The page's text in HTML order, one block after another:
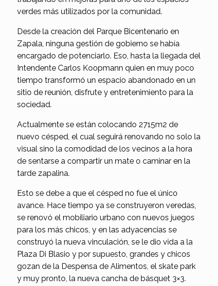
verdes más utilizados por la comunidad.
Desde la creación del Parque Bicentenario en
Zapala, ninguna gestión de gobierno se había
encargado de potenciarlo. Eso, hasta la llegada del
Intendente Carlos Koopmann quien en muy poco
tiempo transformó un espacio abandonado en un
sitio de reunión, disfrute y entretenimiento para la
sociedad.
Actualmente se están colocando 2715m2 de
nuevo césped, el cual seguirá renovando no solo la
visual sino la comodidad de los vecinos a la hora
de sentarse a compartir un mate o caminar en la
tarde zapalina.
Esto se debe a que el césped no fue el único
avance. Hace tiempo ya se construyeron veredas,
se renovó el mobiliario urbano con nuevos juegos
para los más chicos, y en las adyacencias se
construyó la nueva vinculación, se le dio vida a la
Plaza Di Blasio y por supuesto, grandes y chicos
gozan de la Despensa de Alimentos, el skate park
y muy pronto, la nueva cancha de básquet 3×3.